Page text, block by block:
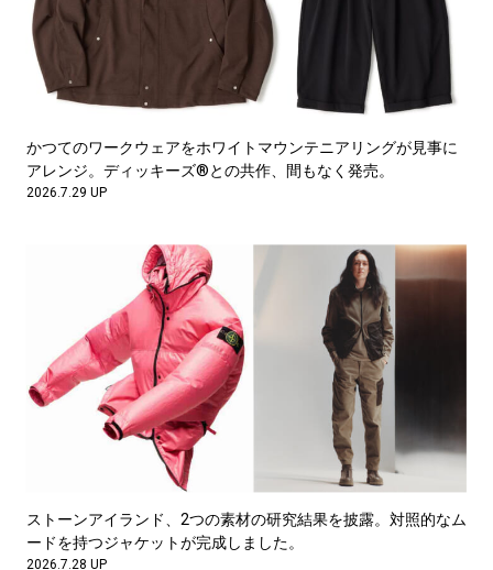
かつてのワークウェアをホワイトマウンテニアリングが見事に
アレンジ。ディッキーズ®との共作、間もなく発売。
2026.7.29 UP
ストーンアイランド、2つの素材の研究結果を披露。対照的なム
ードを持つジャケットが完成しました。
2026.7.28 UP